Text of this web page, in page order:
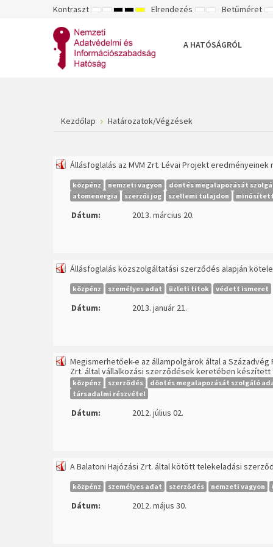
Kontraszt ALAPÉRTELMEZETT
ÉJSZAKAI
NAGY
FEHÉR
MÓD
NAGY
SÁRGA
MÓD
NAGY
MÓD
Elrendezés RÖGZÍTETT
SZÉLES
Betűméret
A HATÓSÁGRÓL
Kezdőlap Határozatok/Végzések
Állásfoglalás az MVM Zrt. Lévai Projekt
közpénz nemzeti vagyon
döntés megalapozását
atomenergia
szerzői jog szellemi tulajdon
Dátum: 2013. március 20.
Állásfoglalás közszolgáltatási szerződés alapján
közpénz személyes adat üzleti titok védett ismeret
Dátum: 2013. január 21.
Megismerhetőek-e az állampolgárok által a
Zrt. által vállalkozási szerződések keretében készített
közpénz szerződés
döntés megalapozását szolgáló
társadalmi részvétel
Dátum: 2012. július 02.
A Balatoni Hajózási Zrt. által kötött telekeladási
közpénz személyes adat szerződés nemzeti vagyon
Dátum: 2012. május 30.